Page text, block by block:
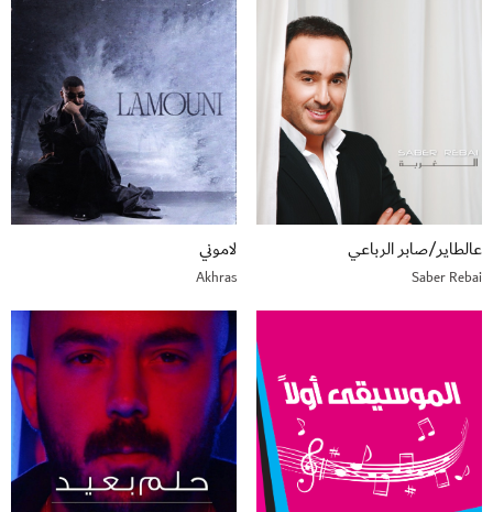
عالطاير/صابر الرباعي
Saber Rebai
لاموني
Akhras